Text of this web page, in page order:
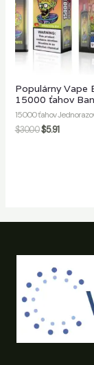
Populárny Vape
15000 ťahov
15000 ťahov
$30.00$5.91